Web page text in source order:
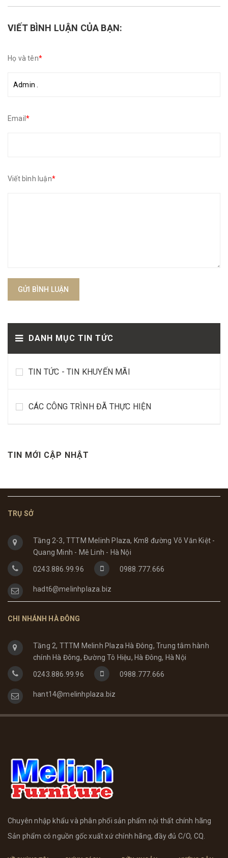
DANH MỤC TIN TỨC
TIN TỨC - TIN KHUYẾN MÃI
CÁC CÔNG TRÌNH ĐÃ THỰC HIỆN
TIN MỚI CẬP NHẬT
VIẾT BÌNH LUẬN CỦA BẠN:
Họ và tên*
Email *
Viết bình luận*
GỬI BÌNH LUẬN
TRỤ SỞ
Tầng 2-3, TTTM Melinh Plaza, Km8 đường Võ Văn Kiệt -
Quang Minh - Mê Linh - Hà Nội
0243.886.99.96 0988.777.666
hadt6@melinhplaza.biz
CHI NHÁNH HÀ ĐÔNG
Tầng 2, TTTM Melinh Plaza Hà Đông, Trung tâm hành
chính Hà Đông, Đường Tô Hiệu, Hà Đông, Hà Nội
0243.886.99.96 0988.777.666
hant14@melinhplaza.biz
Chuyên nhập khẩu và phân phối sản phẩm nội thất chính hãng
Sản phẩm có nguồn gốc xuất xứ chính hãng, đầy đủ C/O, CQ.